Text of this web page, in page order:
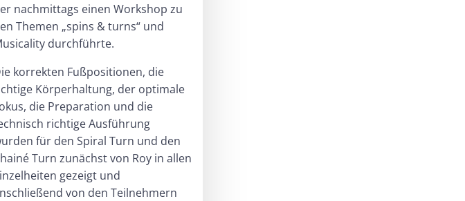
nachmittags einen Workshop zu
Themen „spins & turns“ und
durchführte.
korrekten Fußpositionen, die
Körperhaltung, der optimale
die Preparation und die
richtige Ausführung
für den Spiral Turn und den
Turn zunächst von Roy in allen
gezeigt und
von den Teilnehmern